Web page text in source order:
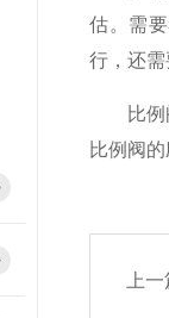
估。需
行，还
比例阀
比例阀
上